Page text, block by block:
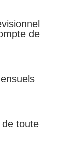
de
de toute